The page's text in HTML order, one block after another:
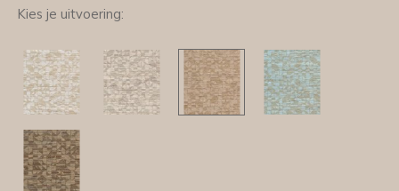
Kies je uitvoering: